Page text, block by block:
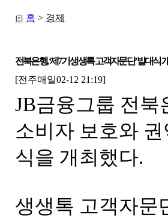
홈 > 경제
전북은행, ‘제7기 생생톡 고객자문단’ 발대식
[전주매일02-12 21:19]
JB금융그룹 전북
소비자 보호와
식을 개최했다.
생생톡 고객자문